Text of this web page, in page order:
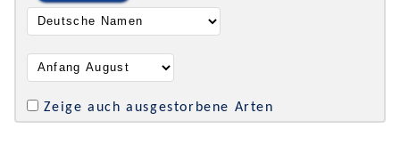
Zeige auch ausgestorbene Arten